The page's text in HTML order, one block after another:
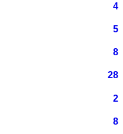
4
5
8
28
2
8